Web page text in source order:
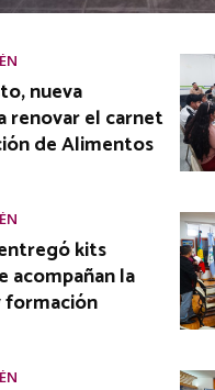
nueva
renovar el carnet
de Alimentos
kits
acompañan la